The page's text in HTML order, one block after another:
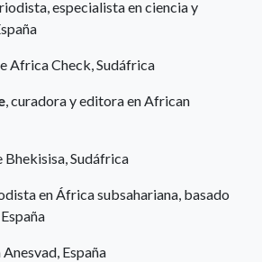
especialista en ciencia y
Africa Check, Sudáfrica
, curadora y editora en African
Bhekisisa, Sudáfrica
en África subsahariana, basado
España